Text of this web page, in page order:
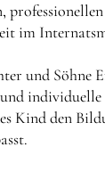
im
und Söhne
individuelle
Kind den